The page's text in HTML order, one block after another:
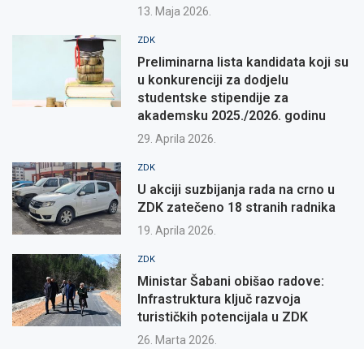
13. Maja 2026.
ZDK
Preliminarna lista kandidata koji su
u konkurenciji za dodjelu
studentske stipendije za
akademsku 2025./2026. godinu
29. Aprila 2026.
ZDK
U akciji suzbijanja rada na crno u
ZDK zatečeno 18 stranih radnika
19. Aprila 2026.
ZDK
Ministar Šabani obišao radove:
Infrastruktura ključ razvoja
turističkih potencijala u ZDK
26. Marta 2026.